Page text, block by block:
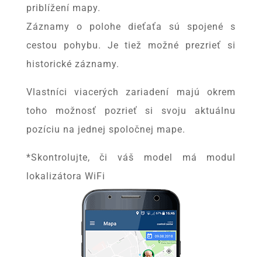
priblížení mapy.
Záznamy o polohe dieťaťa sú spojené s
cestou pohybu. Je tiež možné prezrieť si
historické záznamy.
Vlastníci viacerých zariadení majú okrem
toho možnosť pozrieť si svoju aktuálnu
pozíciu na jednej spoločnej mape.
*Skontrolujte, či váš model má modul
lokalizátora WiFi